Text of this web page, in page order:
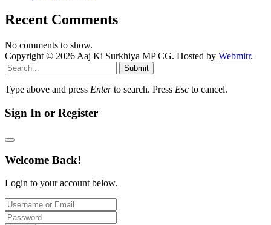
Recent Comments
No comments to show.
Copyright © 2026 Aaj Ki Surkhiya MP CG. Hosted by Webmitr.
Submit
Type above and press Enterto search. Press Esc to cancel.
Sign In or Register
Welcome Back!
Login to your account below.